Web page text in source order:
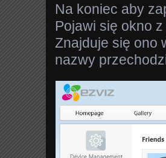
Na koniec aby
Pojawi się okno
Znajduje się ono
nazwy